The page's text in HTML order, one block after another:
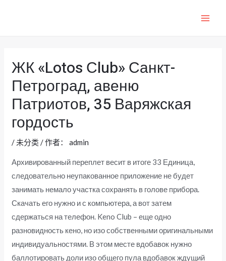
ЖК «Lotos Сlub» Санкт-
Петроград, авеню
Патриотов, 35 Варяжская
гордость
/ 未分类 / 作者： admin
Архивированный переплет весит в итоге 33 Единица,
следовательно неупакованное приложение не будет
занимать немало участка сохранять в голове прибора.
Скачать его нужно и с компьютера, а вот затем
сдержаться на телефон. Keno Club – еще одно
разновидность кено, но изо собственными оригинальными
индивидуальностями. В этом месте вдобавок нужно
баллотировать доли изо общего пула вдобавок ждущий